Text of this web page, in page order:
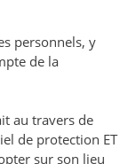
personnels, y
de la
au travers de
de protection ET
sur son lieu